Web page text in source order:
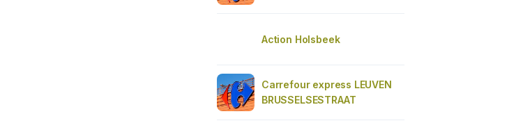
Action Holsbeek
Carrefour express LEUVEN
BRUSSELSESTRAAT